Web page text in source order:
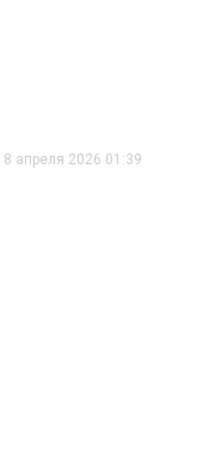
8 апреля 2026 01:39